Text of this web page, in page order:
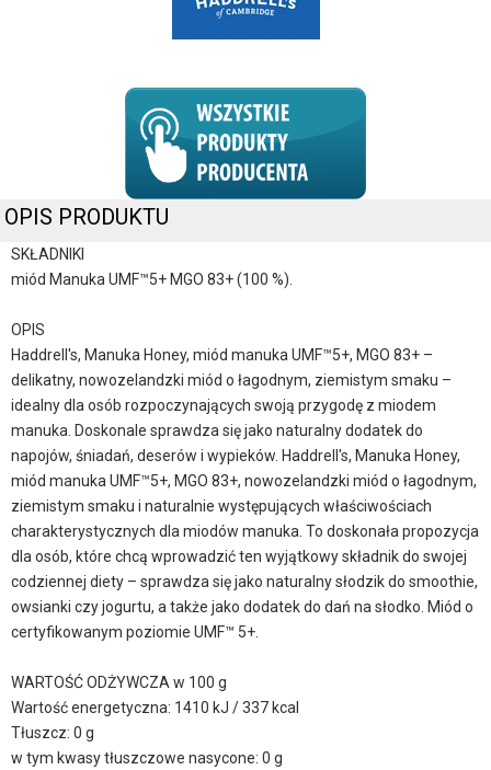
OPIS PRODUKTU
SKŁADNIKI
miód Manuka UMF™5+ MGO 83+ (100 %).
OPIS
Haddrell's, Manuka Honey, miód manuka UMF™5+, MGO 83+ –
delikatny, nowozelandzki miód o łagodnym, ziemistym smaku –
idealny dla osób rozpoczynających swoją przygodę z miodem
manuka. Doskonale sprawdza się jako naturalny dodatek do
napojów, śniadań, deserów i wypieków. Haddrell's, Manuka Honey,
miód manuka UMF™5+, MGO 83+, nowozelandzki miód o łagodnym,
ziemistym smaku i naturalnie występujących właściwościach
charakterystycznych dla miodów manuka. To doskonała propozycja
dla osób, które chcą wprowadzić ten wyjątkowy składnik do swojej
codziennej diety – sprawdza się jako naturalny słodzik do smoothie,
owsianki czy jogurtu, a także jako dodatek do dań na słodko. Miód o
certyfikowanym poziomie UMF™ 5+.
WARTOŚĆ ODŻYWCZA w 100 g
Wartość energetyczna: 1410 kJ / 337 kcal
Tłuszcz: 0 g
w tym kwasy tłuszczowe nasycone: 0 g